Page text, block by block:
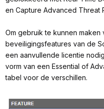
en Capture Advanced Threat
Om gebruik te kunnen maken
beveiligingsfeatures van de
een aanvullende licentie
vorm van een Essential of
tabel voor de verschillen.